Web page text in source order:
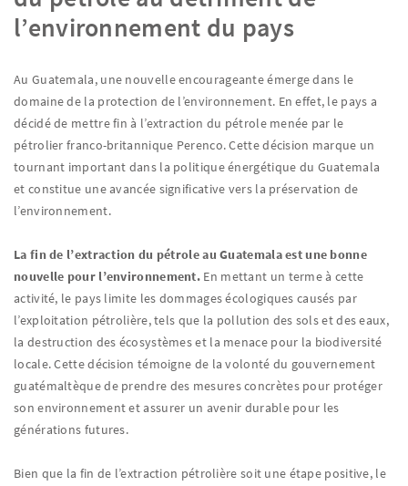
l’environnement du pays
Au Guatemala, une nouvelle encourageante émerge dans le
domaine de la protection de l’environnement. En effet, le pays a
décidé de mettre fin à l’extraction du pétrole menée par le
pétrolier franco-britannique Perenco. Cette décision marque un
tournant important dans la politique énergétique du Guatemala
et constitue une avancée significative vers la préservation de
l’environnement.
La fin de l’extraction du pétrole au Guatemala est une bonne
nouvelle pour l’environnement. En mettant un terme à cette
activité, le pays limite les dommages écologiques causés par
l’exploitation pétrolière, tels que la pollution des sols et des eaux,
la destruction des écosystèmes et la menace pour la biodiversité
locale. Cette décision témoigne de la volonté du gouvernement
guatémaltèque de prendre des mesures concrètes pour protéger
son environnement et assurer un avenir durable pour les
générations futures.
Bien que la fin de l’extraction pétrolière soit une étape positive, le